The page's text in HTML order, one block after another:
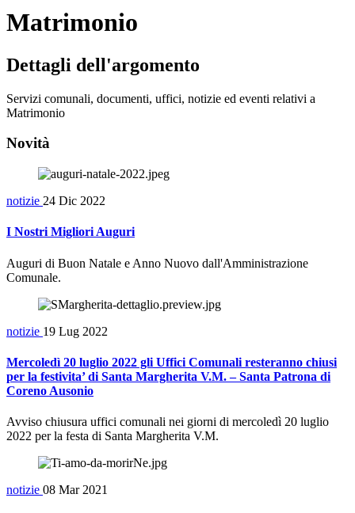
Matrimonio
Dettagli dell'argomento
Servizi comunali, documenti, uffici, notizie ed eventi relativi a
Matrimonio
Novità
notizie 24 Dic 2022
I Nostri Migliori Auguri
Auguri di Buon Natale e Anno Nuovo dall'Amministrazione
Comunale.
notizie 19 Lug 2022
Mercoledì 20 luglio 2022 gli Uffici Comunali resteranno chiusi
per la festivita’ di Santa Margherita V.M. – Santa Patrona di
Coreno Ausonio
Avviso chiusura uffici comunali nei giorni di mercoledì 20 luglio
2022 per la festa di Santa Margherita V.M.
notizie 08 Mar 2021